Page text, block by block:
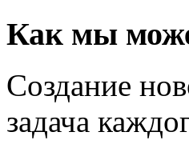
Как мы
Создание
задача